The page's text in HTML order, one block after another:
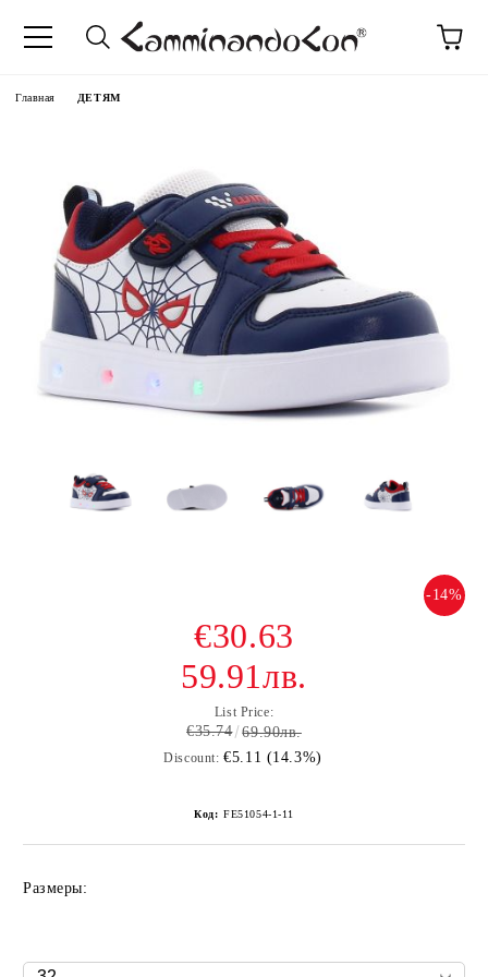
Главная ДЕТЯМ
-14%
€30.63
59.91лв.
List Price:
€35.74 69.90лв.
Discount: €5.11 (14.3%)
Код: FE51054-1-11
Размеры: